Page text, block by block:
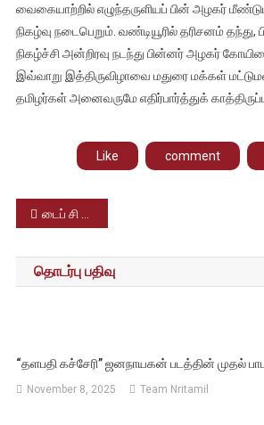
வைகையாற்றில் எழுந்தருளியப் பின் அழகர்
நிகழ்வு நடைபெறும். வண்டியூரில் தரிசனம்
நிகழ்ச்சி அன்றிரவு நடந்து பின்னர் அழகர்
இவ்வாறு இத்திருவிழாவை மதுரை மக்கள்
தமிழர்கள் அனைவருமே எதிர்பார்த்துக்
Like comment
Post
navigation
டைப் சி சார்ஜர்கள் தான் அனைத்து மிண்ணனு சாதனங்களுக்கும் – இந்திய அரசு முடிவு.?
தொடர்பு பதிவு
“தளபதி கச்சேரி” ஜனநாயகன் படத்தின் முதல்
November 8, 2025 Team Nritamil